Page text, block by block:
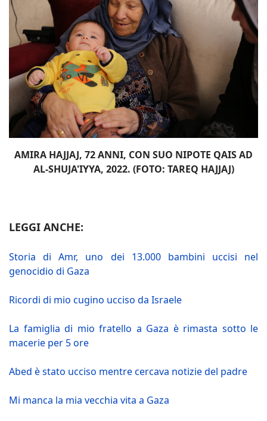
AMIRA HAJJAJ, 72 ANNI, CON SUO NIPOTE QAIS AD
AL-SHUJA'IYYA, 2022. (FOTO: TAREQ HAJJAJ)
LEGGI ANCHE:
Storia di Amr, uno dei 13.000 bambini uccisi nel
genocidio di Gaza
Ricordi di mio cugino ucciso da Israele
La famiglia di mio fratello a Gaza è rimasta sotto le
macerie per 5 ore
Abed è stato ucciso mentre cercava notizie del padre
Mi manca la mia vecchia vita a Gaza